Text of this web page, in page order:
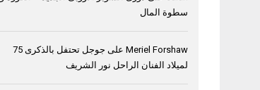
سطوة المال
Meriel Forshaw على
جوجل تحتفل بالذكرى 75
لميلاد الفنان الراحل نور الشريف